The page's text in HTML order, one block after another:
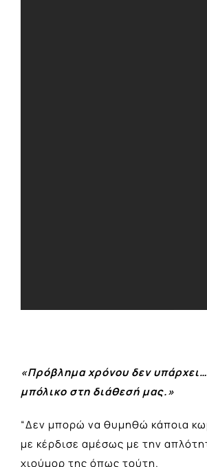
«Πρόβλημα χρόνου δεν
μπόλικο στη διάθεσή μας.»
“Δεν μπορώ να θυμηθώ κάποια
με κέρδισε αμέσως με την
χιούμορ της όπως τούτη.